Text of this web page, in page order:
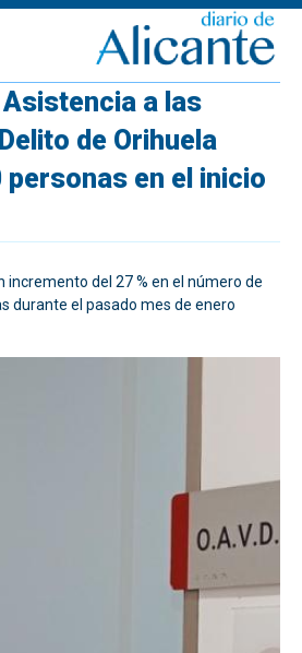
Asistencia a las
de Orihuela
personas en el inicio
incremento del 27 % en el número de
durante el pasado mes de enero